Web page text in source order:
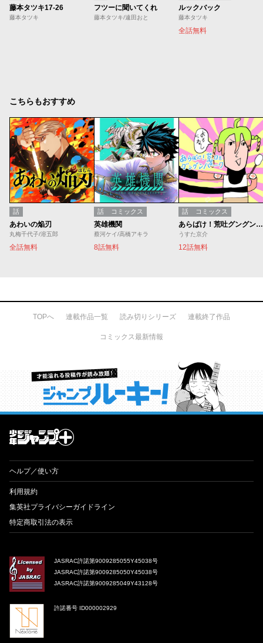
藤本タツキ17-26
藤本タツキ
フツーに聞いてくれ
藤本タツキ/遠田おと
ルックバック
藤本タツキ
全話無料
こちらもおすすめ
話
あわいの焔刃
丸梅千代子/溶五郎
全話無料
話 コミックス
英雄機関
蔡河ケイ/高橋アキラ
8話無料
話 コミックス
あらばけ！荒吐グングンパーク
うすた京介
12話無料
TOPへ 連載作品一覧 読み切りシリーズ 連載終了作品
コミックス最新情報
才能溢れる投稿作が読み放題！ ジャンプルーキー！
ヘルプ／使い方
利用規約
集英社プライバシーガイドライン
特定商取引法の表示
JASRAC許諾第9009285055Y45038号
JASRAC許諾第9009285050Y45038号
JASRAC許諾第9009285049Y43128号
許諾番号 ID000002929